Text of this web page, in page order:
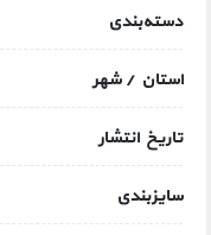
دسته‌بندی
استان / شهر
تاریخ انتشار
سایزبندی